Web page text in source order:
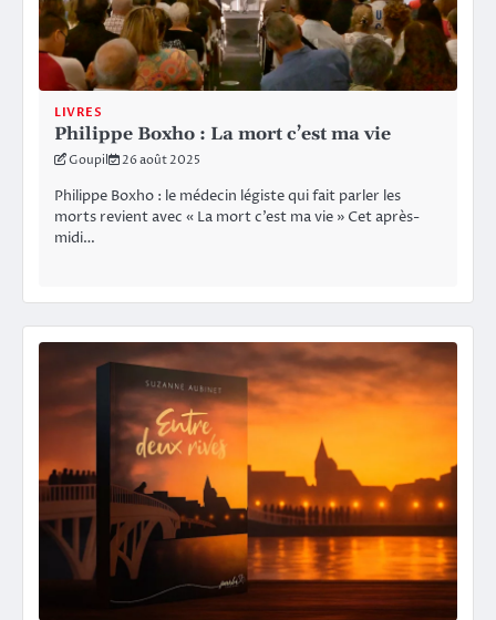
LIVRES
Philippe Boxho : La mort c’est ma vie
Goupil 26 août 2025
Philippe Boxho : le médecin légiste qui fait parler les
morts revient avec « La mort c’est ma vie » Cet après-
midi…